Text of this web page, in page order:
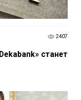
2407
станет